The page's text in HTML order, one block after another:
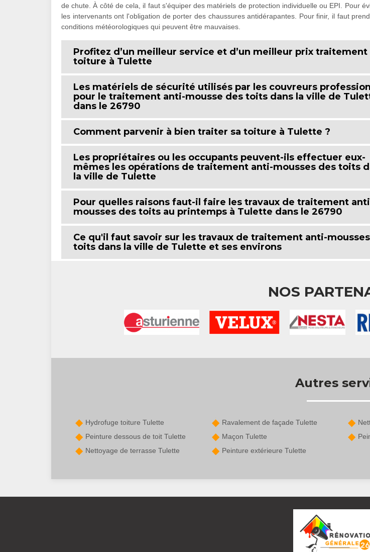
de chute. À côté de cela, il faut s'équiper des matériels de protection individuelle ou EPI. Pour
les intervenants ont l'obligation de porter des chaussures antidérapantes. Pour finir, il faut
conditions météorologiques qui peuvent être mauvaises.
Profitez d’un meilleur service et d’un meilleur prix traitement
toiture à Tulette
Les matériels de sécurité utilisés par les couvreurs
pour le traitement anti-mousse des toits dans la ville de
dans le 26790
Comment parvenir à bien traiter sa toiture à Tulette ?
Les propriétaires ou les occupants peuvent-ils effectuer eux-
mêmes les opérations de traitement anti-mousses des toits
la ville de Tulette
Pour quelles raisons faut-il faire les travaux de traitement
mousses des toits au printemps à Tulette dans le 26790
Ce qu'il faut savoir sur les travaux de traitement anti-
toits dans la ville de Tulette et ses environs
NOS
Autres
Hydrofuge toiture Tulette
Peinture dessous de toit Tulette
Nettoyage de terrasse Tulette
Ravalement de façade Tulette
Maçon Tulette
Peinture extérieure Tulette